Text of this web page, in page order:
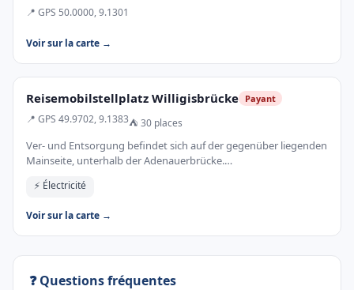
📍 GPS 50.0000, 9.1301
Voir sur la carte →
Reisemobilstellplatz Willigisbrücke Payant
📍 GPS 49.9702, 9.1383⛺ 30 places
Ver- und Entsorgung befindet sich auf der gegenüber liegenden
Mainseite, unterhalb der Adenauerbrücke.…
⚡ Électricité
Voir sur la carte →
❓ Questions fréquentes